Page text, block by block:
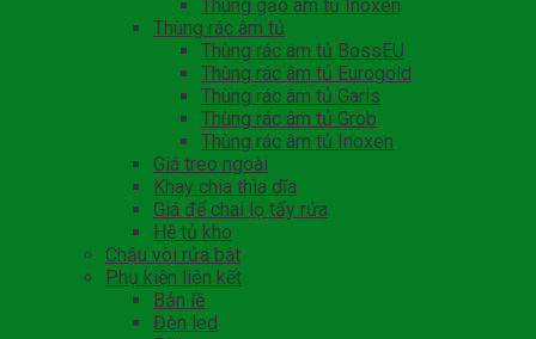
Thùng gạo âm tủ Inoxen
Thùng rác âm tủ
Thùng rác âm tủ BossEU
Thùng rác âm tủ Eurogold
Thùng rác âm tủ Garis
Thùng rác âm tủ Grob
Thùng rác âm tủ Inoxen
Giá treo ngoài
Khay chia thìa dĩa
Giá để chai lọ tẩy rửa
Hệ tủ kho
Chậu vòi rửa bát
Phụ kiện liên kết
Bản lề
Đèn led